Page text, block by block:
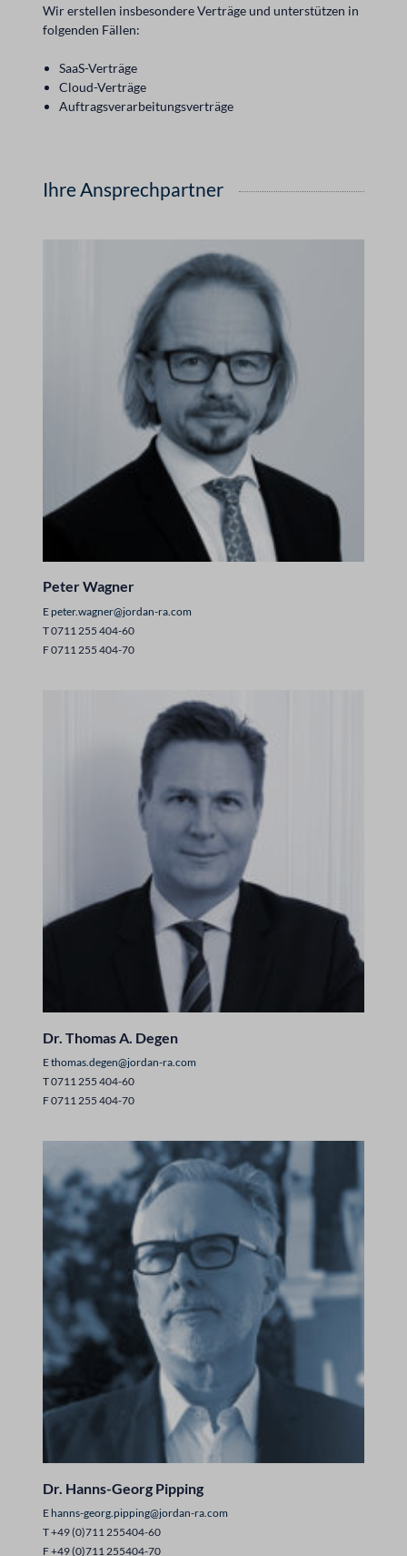
Wir erstellen insbesondere Verträge und unterstützen in
folgenden Fällen:
SaaS-Verträge
Cloud-Verträge
Auftragsverarbeitungsverträge
Ihre Ansprechpartner
Peter Wagner
Epeter.wagner@jordan-ra.com
T 0711 255 404-60
F 0711 255 404-70
Dr. Thomas A. Degen
Ethomas.degen@jordan-ra.com
T 0711 255 404-60
F 0711 255 404-70
Dr. Hanns-Georg Pipping
Ehanns-georg.pipping@jordan-ra.com
T +49 (0)711 255404-60
F +49 (0)711 255404-70